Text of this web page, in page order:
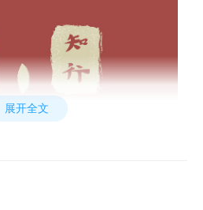
加入我们
展开全文